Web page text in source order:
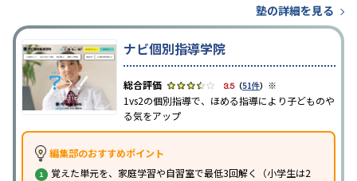
塾の詳細を見る
ナビ個別指導学院
3.5（51件） ※
1vs2の個別指導で、ほめる指導により子どものや
る気をアップ
編集部のおすすめポイント
覚えた単元を、家庭学習や自習室で最低3回解く（小学生は2